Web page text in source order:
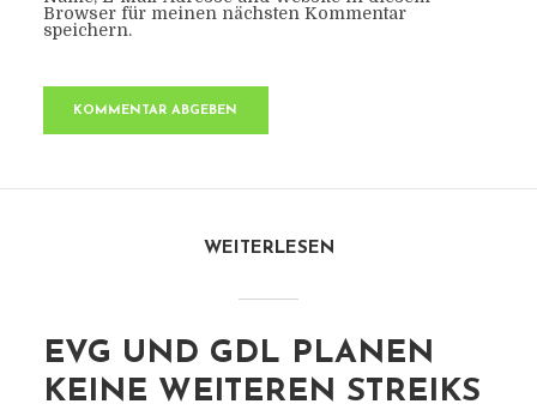
Browser für meinen nächsten Kommentar
speichern.
WEITERLESEN
EVG UND GDL PLANEN
KEINE WEITEREN STREIKS